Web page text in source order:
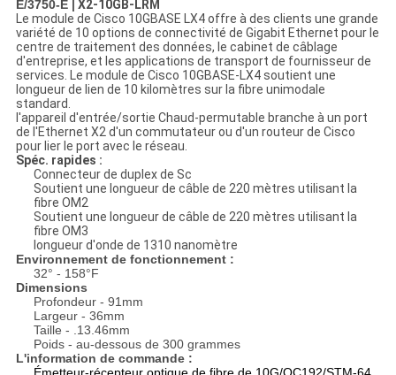
E/3750-E | X2-10GB-LRM
Le module de Cisco 10GBASE LX4 offre à des clients une grande
variété de 10 options de connectivité de Gigabit Ethernet pour le
centre de traitement des données, le cabinet de câblage
d'entreprise, et les applications de transport de fournisseur de
services. Le module de Cisco 10GBASE-LX4 soutient une
longueur de lien de 10 kilomètres sur la fibre unimodale
standard.
l'appareil d'entrée/sortie Chaud-permutable branche à un port
de l'Ethernet X2 d'un commutateur ou d'un routeur de Cisco
pour lier le port avec le réseau.
Spéc. rapides :
Connecteur de duplex de Sc
Soutient une longueur de câble de 220 mètres utilisant la
fibre OM2
Soutient une longueur de câble de 220 mètres utilisant la
fibre OM3
longueur d'onde de 1310 nanomètre
Environnement de fonctionnement :
32° - 158°F
Dimensions
Profondeur - 91mm
Largeur - 36mm
Taille - .13.46mm
Poids - au-dessous de 300 grammes
L'information de commande :